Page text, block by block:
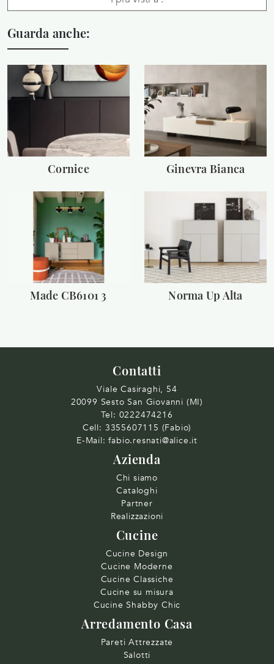
Guarda anche:
Cornice Ginevra Bianca
Made CB6101 3 Norma Up Alta
Contatti
Viale Casiraghi, 54
20099 Sesto San Giovanni (MI)
Tel: 0222474216
Cell: 3355607115 (Fabio)
E-Mail: fabio.resnati@alice.it
Azienda
Chi siamo
Cataloghi
Partner
Realizzazioni
Cucine
Cucine Design
Cucine Moderne
Cucine Classiche
Cucine su misura
Cucine Shabby Chic
Arredamento Casa
Pareti Attrezzate
Salotti